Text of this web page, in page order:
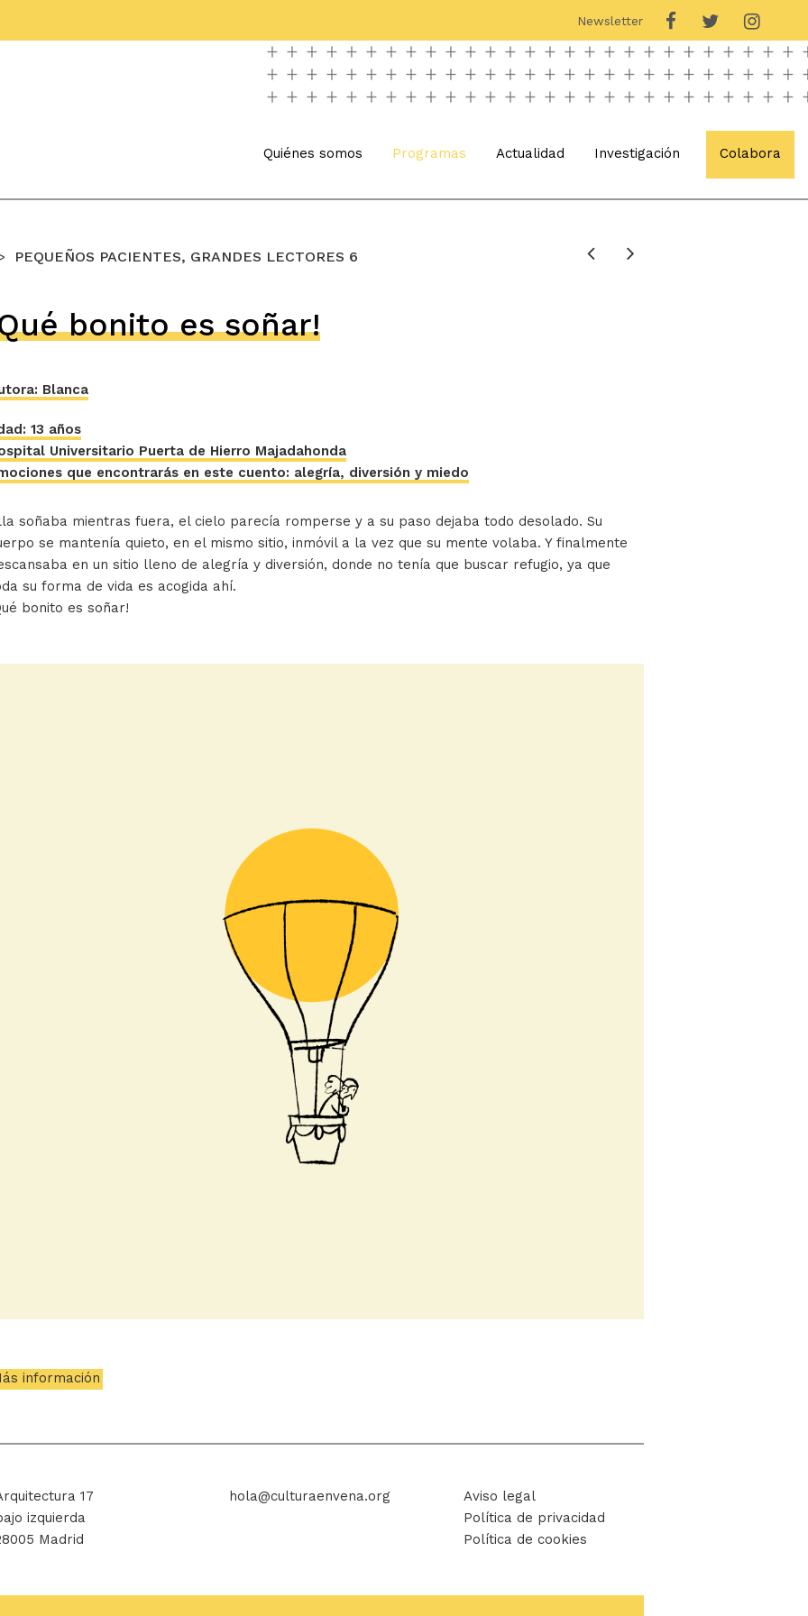
Newsletter
Quiénes somos Programas Actualidad Investigación Colabora
PEQUEÑOS PACIENTES, GRANDES LECTORES 6
bonito es soñar!
Blanca
13 años
Universitario Puerta de Hierro Majadahonda
que encontrarás en este cuento: alegría, diversión y miedo
soñaba mientras fuera, el cielo parecía romperse y a su paso dejaba todo desolado. Su
se mantenía quieto, en el mismo sitio, inmóvil a la vez que su mente volaba. Y finalmente
en un sitio lleno de alegría y diversión, donde no tenía que buscar refugio, ya que
su forma de vida es acogida ahí.
bonito es soñar!
información
17
izquierda
Madrid
hola@culturaenvena.org
Aviso legal
Política de privacidad
Política de cookies